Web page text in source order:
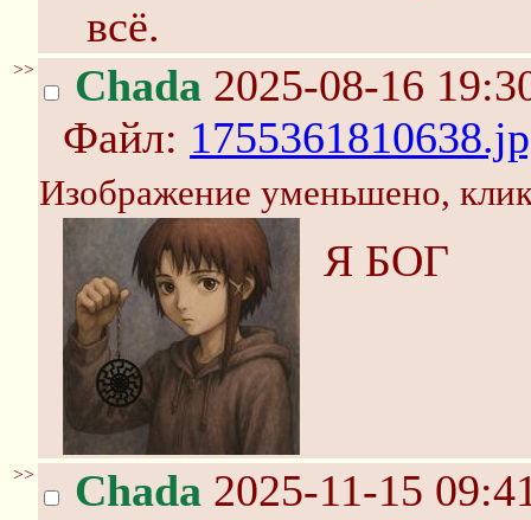
всё.
>> Chada 2025-08-16
Файл:
Изображение уменьшено,
Я БОГ
>> Chada 2025-11-15